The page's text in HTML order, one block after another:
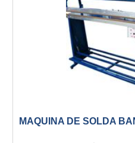
possuem um design
e podem ser
Totem, Gôndolas, Banca....
MAQUINA DE SOLDA